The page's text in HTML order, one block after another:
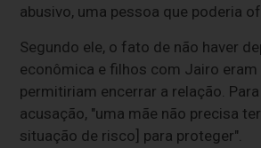
abusivo, uma pessoa que poderia
Segundo ele, o fato de não haver
econômica e filhos com Jairo
permitiriam encerrar a relação.
acusação, "uma mãe não precisa
situação de risco] para proteger".